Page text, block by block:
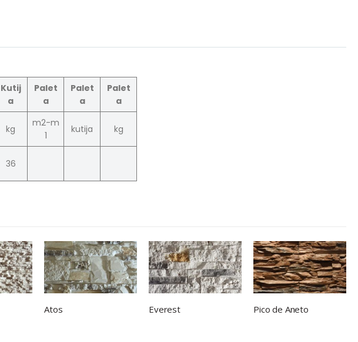
Kutij
a
Palet
a
Palet
a
Palet
a
kg
m2-m
1
kutija kg
36
Atos Everest Pico de Aneto